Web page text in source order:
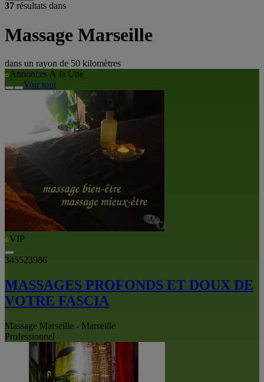
37 résultats dans
Massage Marseille
dans un rayon de 50 kilomètres
Annonces À la Une
Voir tout
VIP
345523986
MASSAGES PROFONDS ET DOUX DE
VOTRE FASCIA
Massage Marseille - Marseille
Professionnel